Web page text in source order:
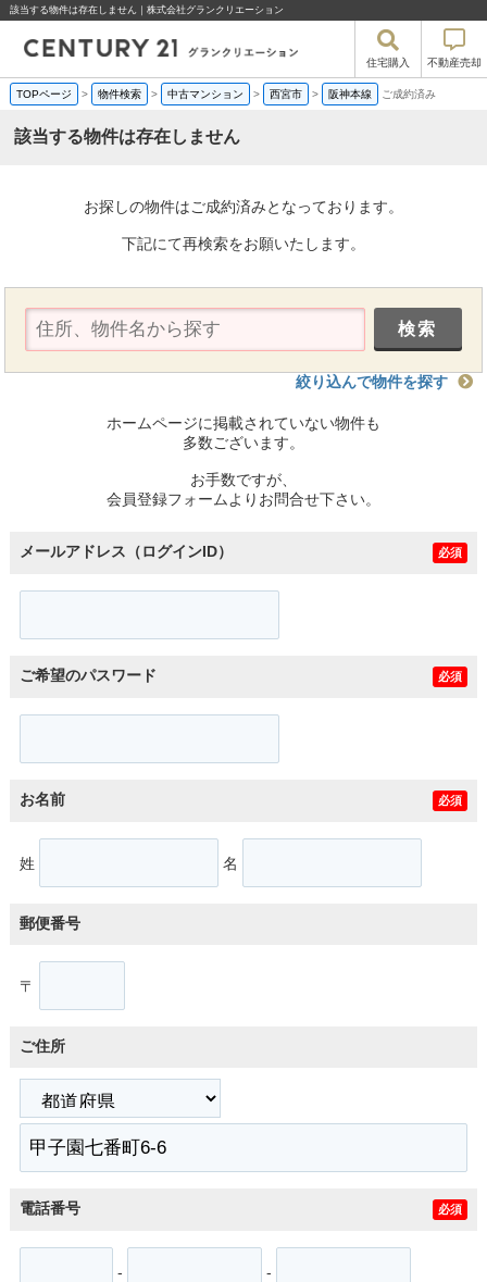
該当する物件は存在しません｜株式会社グランクリエーション
住宅購入 不動産売却
TOPページ > 物件検索 > 中古マンション > 西宮市 > 阪神本線 ご成約済み
該当する物件は存在しません
お探しの物件はご成約済みとなっております。
下記にて再検索をお願いたします。
絞り込んで物件を探す
ホームページに掲載されていない物件も
多数ございます。
お手数ですが、
会員登録フォームよりお問合せ下さい。
メールアドレス（ログインID） 必須
ご希望のパスワード 必須
お名前 必須
姓 名
郵便番号
〒
ご住所
電話番号 必須
- -